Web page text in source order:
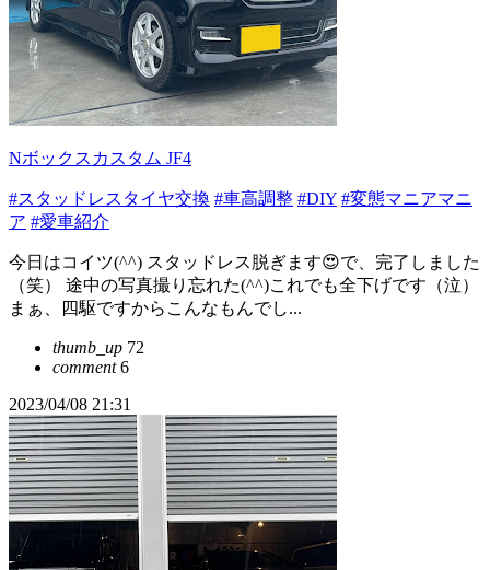
Nボックスカスタム JF4
#スタッドレスタイヤ交換 #車高調整 #DIY #変態マニアマニ
ア #愛車紹介
今日はコイツ(^^) スタッドレス脱ぎます😍で、完了しました
（笑） 途中の写真撮り忘れた(^^)これでも全下げです（泣）
まぁ、四駆ですからこんなもんでし...
thumb_up 72
comment6
2023/04/08 21:31